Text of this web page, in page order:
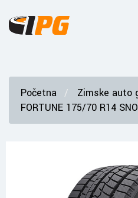
Početna Zimske auto
FORTUNE 175/70 R14